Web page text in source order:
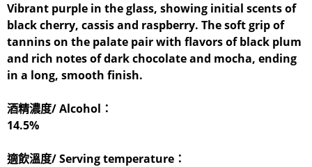
Vibrant purple in the glass, showing initial scents of
black cherry, cassis and raspberry. The soft grip of
tannins on the palate pair with flavors of black plum
and rich notes of dark chocolate and mocha, ending
in a long, smooth finish.
酒精濃度/ Alcohol：
14.5%
適飲溫度/ Serving temperature：